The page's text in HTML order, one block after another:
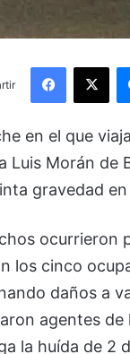
Facebook
X
en el que
Luis Morán de
gravedad
ocurrieron
los cinco
daños a
agentes de
la huída de 2